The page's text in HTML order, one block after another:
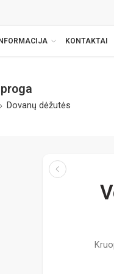
KONTAKTAI
Dovanų dėžutės